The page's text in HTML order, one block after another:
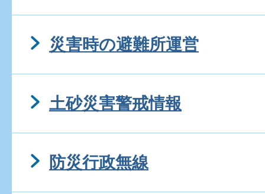
災害時の避難所運営
土砂災害警戒情報
防災行政無線